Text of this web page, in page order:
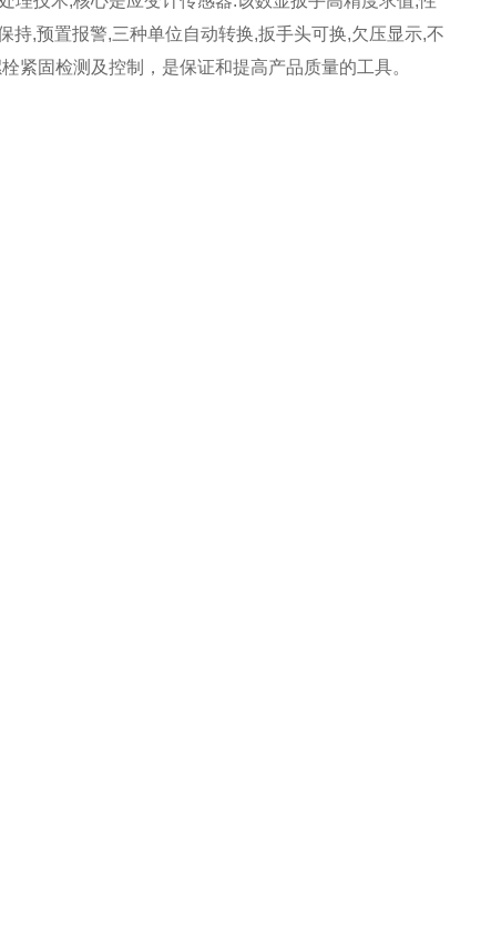
持,预置报警,三种单位自动转换,扳手头可换,欠压显示,不
紧固检测及控制，是保证和提高产品质量的工具。